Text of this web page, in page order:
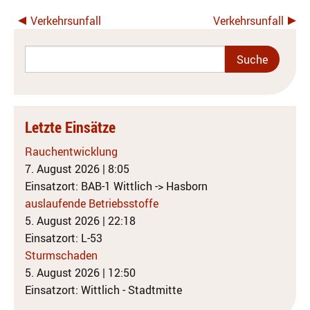
Verkehrsunfall Verkehrsunfall
Letzte Einsätze
Rauchentwicklung
7. August 2026 | 8:05
Einsatzort: BAB-1 Wittlich -> Hasborn
auslaufende Betriebsstoffe
5. August 2026 | 22:18
Einsatzort: L-53
Sturmschaden
5. August 2026 | 12:50
Einsatzort: Wittlich - Stadtmitte